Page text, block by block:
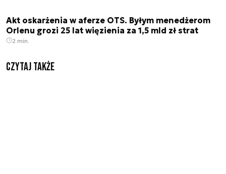
Akt oskarżenia w aferze OTS. Byłym menedżerom
Orlenu grozi 25 lat więzienia za 1,5 mld zł strat
2 min.
Czytaj także